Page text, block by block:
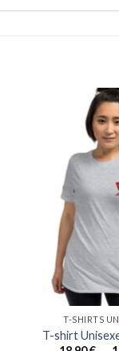
T-SHIRTS
T-shirt